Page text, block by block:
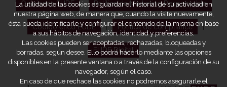
Opiniones EUDE Política de Marketing Responsable
Código ético EUDE Política de compliance
EUDE Digital
La utilidad de las cookies es guardar el historial de su actividad en
nuestra página web, de manera que, cuando la visite nuevamente,
ésta pueda identificarle y configurar el contenido de la misma en base
a sus hábitos de navegación, identidad y preferencias.
Las cookies pueden ser aceptadas, rechazadas, bloqueadas y
borradas, según desee. Ello podrá hacerlo mediante las opciones
disponibles en la presente ventana o a través de la configuración de su
navegador, según el caso.
En caso de que rechace las cookies no podremos asegurarle el